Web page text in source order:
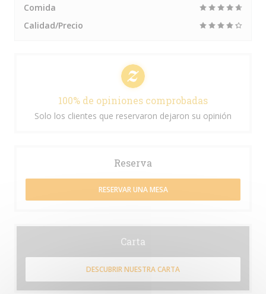
Comida
Calidad/Precio
100% de opiniones comprobadas
Solo los clientes que reservaron dejaron su opinión
Reserva
RESERVAR UNA MESA
Carta
DESCUBRIR NUESTRA CARTA